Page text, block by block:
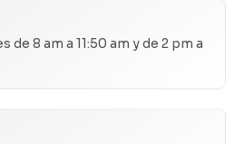
de 8 am a 11:50 am y de 2 pm a